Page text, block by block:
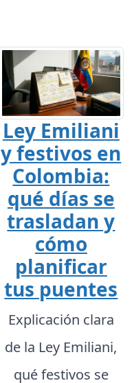
Ley Emiliani
y festivos en
Colombia:
qué días se
trasladan y
cómo
planificar
tus puentes
Explicación clara
de la Ley Emiliani,
qué festivos se